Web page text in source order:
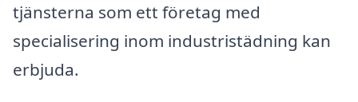
tjänsterna som ett företag med
specialisering inom industristädning kan
erbjuda.